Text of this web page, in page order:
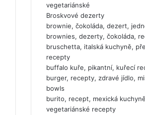
vegetariánské
Broskvové dezerty
brownie, čokoláda, dezert,
brownies, dezerty, čokoláda,
bruschetta, italská kuchyně,
recepty
buffalo kuře, pikantní, kuřecí
burger, recepty, zdravé jídlo,
bowls
burito, recept, mexická
vegetariánské recepty